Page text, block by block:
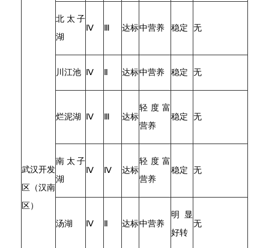
武汉开发
区（汉南
区）
北太子
湖
Ⅳ 达标中营养 稳定 无
川江池 Ⅳ 达标中营养 稳定 无
烂泥湖 Ⅳ 达标
轻度富
营养
稳定 无
南太子
湖
Ⅳ Ⅳ 达标
轻度富
营养
稳定 无
汤湖 Ⅳ 达标中营养
明显
好转
无